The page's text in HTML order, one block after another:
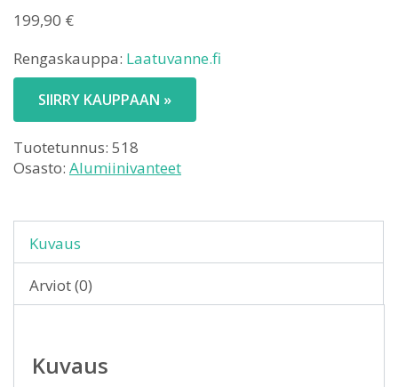
199,90 €
Rengaskauppa: Laatuvanne.fi
SIIRRY KAUPPAAN »
Tuotetunnus: 518
Osasto: Alumiinivanteet
Kuvaus
Arviot (0)
Kuvaus